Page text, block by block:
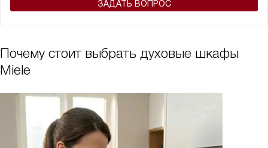
ЗАДАТЬ ВОПРОС
Почему стоит выбрать духовые шкафы
Miele